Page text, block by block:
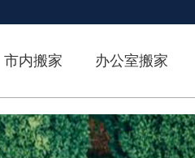
市内搬家 办公室搬家